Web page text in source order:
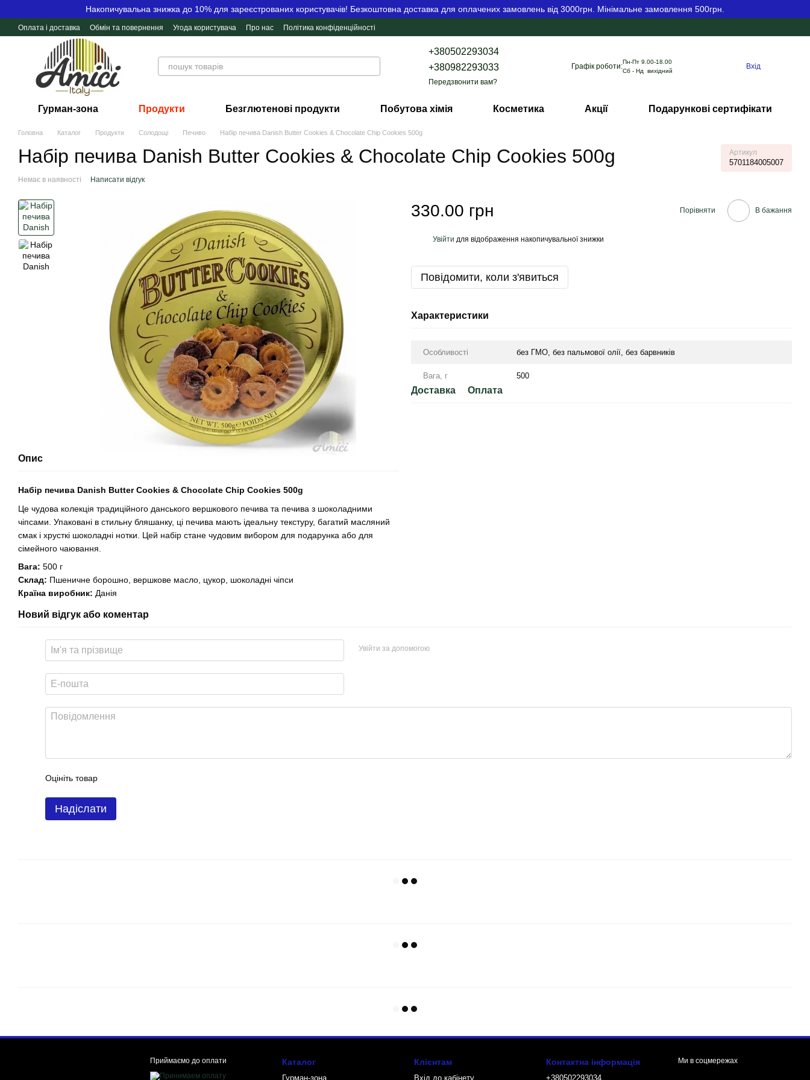
Перейти до основного контентуНакопичувальна знижка до 10% для зареєстрованих користувачів! Безкоштовна доставка для оплачених замовлень від 3000грн. Мінімальне замовлення 500грн.
Оплата і доставка Обмін та повернення Угода користувача Про нас
Політика конфіденційності
Контактна інформація
+380502293034
+380982293033
Передзвонити вам?
Графік роботи:Пн-Пт 9.00-18.00
Сб - Нд вихідний
Вхід
Гурман-зона Продукти Безглютенові продукти Побутова хімія Косметика Акції Подарункові сертифікати
Головна Каталог Продукти Солодощі Печиво Набір печива Danish Butter Cookies & Chocolate Chip Cookies 500g
Набір печива Danish Butter Cookies & Chocolate Chip Cookies 500g Артикул
5701184005007
Немає в наявності Написати відгук
Опис
Набір печива Danish Butter Cookies & Chocolate Chip Cookies 500g
Це чудова колекція традиційного данського вершкового печива та печива з шоколадними
чіпсами. Упаковані в стильну бляшанку, ці печива мають ідеальну текстуру, багатий масляний
смак і хрусткі шоколадні нотки. Цей набір стане чудовим вибором для подарунка або для
сімейного чаювання.
Вага: 500 г
Склад: Пшеничне борошно, вершкове масло, цукор, шоколадні чіпси
Країна виробник: Данія
330.00 грн Порівняти В бажання
Увійти для відображення накопичувальної знижки
Повідомити, коли з'явиться
Характеристики
Особливості без ГМО, без пальмової олії, без барвників
Вага, г 500
Доставка Оплата
Новий відгук або коментар
Увійти за допомогою
Оцініть товар
Надіслати
Приймаємо до оплати Каталог
Гурман-зона
Клієнтам
Вхід до кабінету
Контактна інформація
+380502293034
Ми в соцмережах